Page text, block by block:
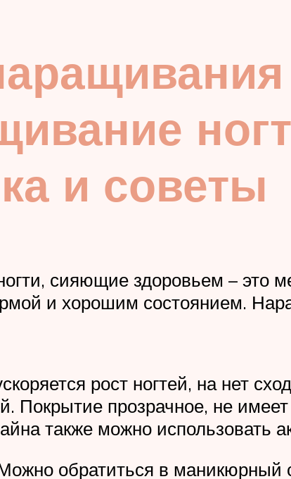
и советы
сияющие здоровьем – это
и хорошим состоянием.
рост ногтей, на нет
Покрытие прозрачное, не
также можно использовать
обратиться в маникюрный